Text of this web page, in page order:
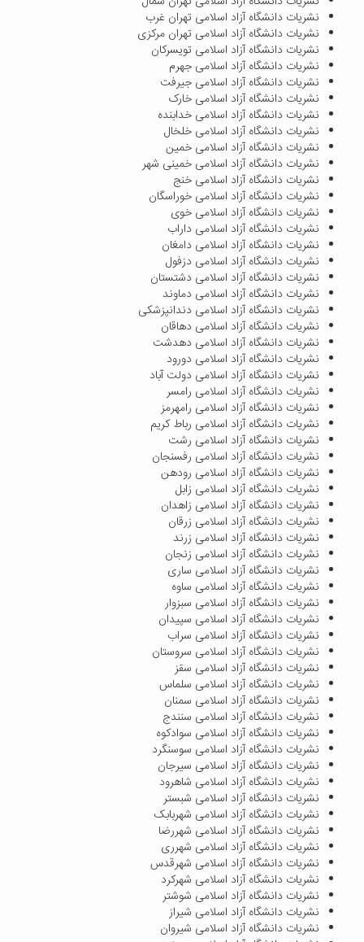
نشریات دانشگاه آزاد اسلامی تهران غرب
نشریات دانشگاه آزاد اسلامی تهران مرکزی
نشریات دانشگاه آزاد اسلامی تویسرکان
نشریات دانشگاه آزاد اسلامی جهرم
نشریات دانشگاه آزاد اسلامی جیرفت
نشریات دانشگاه آزاد اسلامی خارک
نشریات دانشگاه آزاد اسلامی خدابنده
نشریات دانشگاه آزاد اسلامی خلخال
نشریات دانشگاه آزاد اسلامی خمین
نشریات دانشگاه آزاد اسلامی خمینی شهر
نشریات دانشگاه آزاد اسلامی خنج
نشریات دانشگاه آزاد اسلامی خوراسگان
نشریات دانشگاه آزاد اسلامی خوی
نشریات دانشگاه آزاد اسلامی داراب
نشریات دانشگاه آزاد اسلامی دامغان
نشریات دانشگاه آزاد اسلامی دزفول
نشریات دانشگاه آزاد اسلامی دشتستان
نشریات دانشگاه آزاد اسلامی دماوند
نشریات دانشگاه آزاد اسلامی دندانپزشکی
نشریات دانشگاه آزاد اسلامی دهاقان
نشریات دانشگاه آزاد اسلامی دهدشت
نشریات دانشگاه آزاد اسلامی دورود
نشریات دانشگاه آزاد اسلامی دولت آباد
نشریات دانشگاه آزاد اسلامی رامسر
نشریات دانشگاه آزاد اسلامی رامهرمز
نشریات دانشگاه آزاد اسلامی رباط کریم
نشریات دانشگاه آزاد اسلامی رشت
نشریات دانشگاه آزاد اسلامی رفسنجان
نشریات دانشگاه آزاد اسلامی رودهن
نشریات دانشگاه آزاد اسلامی زابل
نشریات دانشگاه آزاد اسلامی زاهدان
نشریات دانشگاه آزاد اسلامی زرقان
نشریات دانشگاه آزاد اسلامی زرند
نشریات دانشگاه آزاد اسلامی زنجان
نشریات دانشگاه آزاد اسلامی ساری
نشریات دانشگاه آزاد اسلامی ساوه
نشریات دانشگاه آزاد اسلامی سبزوار
نشریات دانشگاه آزاد اسلامی سپیدان
نشریات دانشگاه آزاد اسلامی سراب
نشریات دانشگاه آزاد اسلامی سروستان
نشریات دانشگاه آزاد اسلامی سقز
نشریات دانشگاه آزاد اسلامی سلماس
نشریات دانشگاه آزاد اسلامی سمنان
نشریات دانشگاه آزاد اسلامی سنندج
نشریات دانشگاه آزاد اسلامی سوادکوه
نشریات دانشگاه آزاد اسلامی سوسنگرد
نشریات دانشگاه آزاد اسلامی سیرجان
نشریات دانشگاه آزاد اسلامی شاهرود
نشریات دانشگاه آزاد اسلامی شبستر
نشریات دانشگاه آزاد اسلامی شهربابک
نشریات دانشگاه آزاد اسلامی شهررضا
نشریات دانشگاه آزاد اسلامی شهرری
نشریات دانشگاه آزاد اسلامی شهرقدس
نشریات دانشگاه آزاد اسلامی شهرکرد
نشریات دانشگاه آزاد اسلامی شوشتر
نشریات دانشگاه آزاد اسلامی شیراز
نشریات دانشگاه آزاد اسلامی شیروان